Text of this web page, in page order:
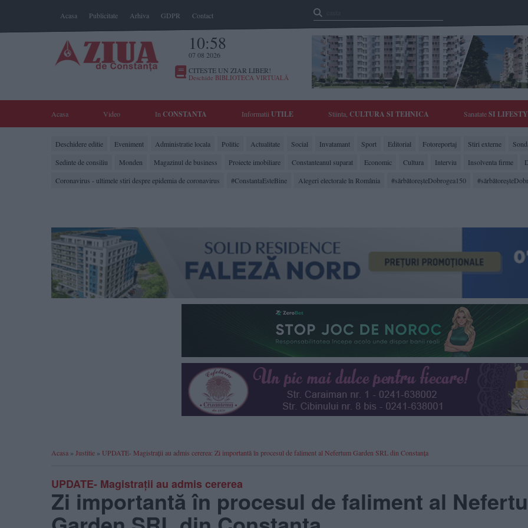
Acasa Publicitate Arhiva GDPR Contact
10:58
07 08 2026
CITESTE UN ZIAR LIBER!
Deschide BIBLIOTECA VIRTUALĂ
Acasa Video In CONSTANTA Informatii UTILE Stiinta, CULTURA SI TEHNICA SanatateSI
Deschidere editie Eveniment Administratie locala Politic Actualitate Social Invatamant Sport Editorial Fotoreportaj Stiri externe
Sedinte de consiliu
Monden Magazinul de business Proiecte imobiliare Constanteanul suparat Economic Cultura Interviu Insolventa firme
Coronavirus - ultimele stiri despre epidemia de coronavirus
#ConstantaEsteBine Alegeri electorale în România #sărbătoreşteDobrogea150
Acasa » Justitie » UPDATE- Magistrații au admis cererea: Zi importantă în procesul de faliment al Nefertum Garden SRL din Constanța
UPDATE- Magistrații au admis cererea
Zi importantă în procesul de faliment al